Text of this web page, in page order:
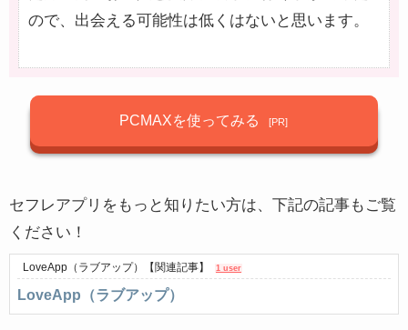
ので、出会える可能性は低くはないと思います。
PCMAXを使ってみる
セフレアプリをもっと知りたい方は、下記の記事もご覧
ください！
LoveApp（ラブアップ） 【関連記事】 1 user
LoveApp（ラブアップ）